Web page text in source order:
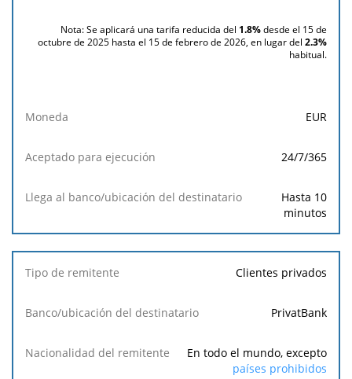
Aceptado
banco/ubicación
Nota: Se aplicará una tarifa reducida del 1.8% desde el 15 de
octubre de 2025 hasta el 15 de febrero de 2026, en lugar del 2.3%
habitual.
EUR
24/7/365
Hasta 10
minutos
Clientes privados
PrivatBank
En todo el mundo, excepto
países prohibidos